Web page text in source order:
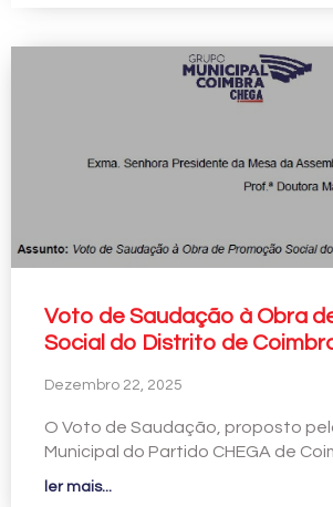
Voto de Saudação à Obra
Social do Distrito de
Dezembro 22, 2025
O Voto de Saudação, proposto
Municipal do Partido CHEGA de
ler mais...